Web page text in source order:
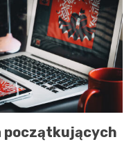
początkujących